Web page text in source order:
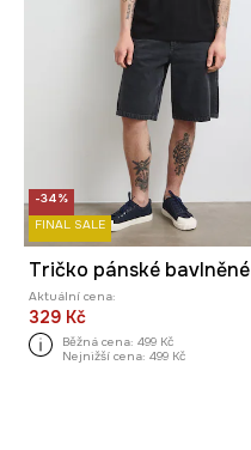
-34%
FINAL SALE
Tričko pánské bavlněné
Aktuální cena:
329 Kč
Běžná cena: 499 Kč
Nejnižší cena: 499 Kč